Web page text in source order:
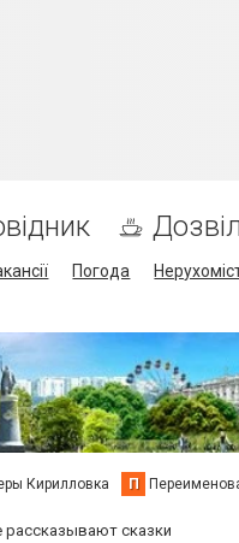
Погода
Кирилловка П
сказки